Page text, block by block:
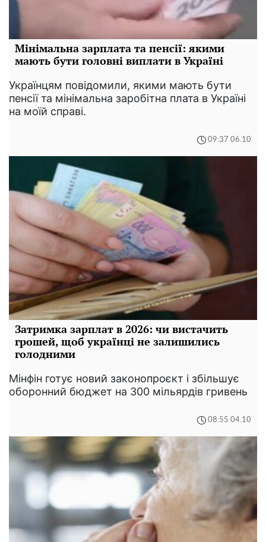
Мінімальна зарплата та пенсії: якими
мають бути головні виплати в Україні
Українцям повідомили, якими мають бути
пенсії та мінімальна заробітна плата в Україні
на моїй справі.
09:37 06.10
Затримка зарплат в 2026: чи вистачить
грошей, щоб українці не залишились
голодними
Мінфін готує новий законопроєкт і збільшує
оборонний бюджет на 300 мільярдів гривень
08:55 04.10